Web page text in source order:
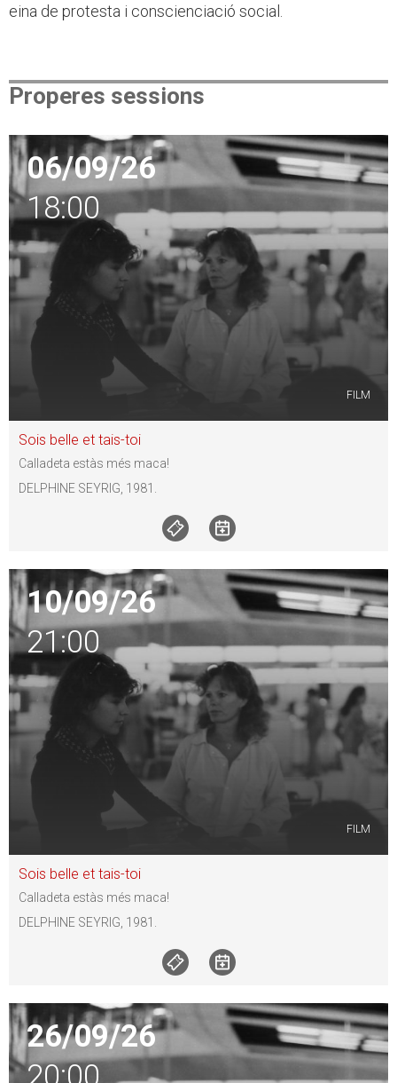
eina de protesta i conscienciació social.
Properes sessions
06/09/26
18:00
FILM
Sois belle et tais-toi
Calladeta estàs més maca!
DELPHINE SEYRIG, 1981.
10/09/26
21:00
FILM
Sois belle et tais-toi
Calladeta estàs més maca!
DELPHINE SEYRIG, 1981.
26/09/26